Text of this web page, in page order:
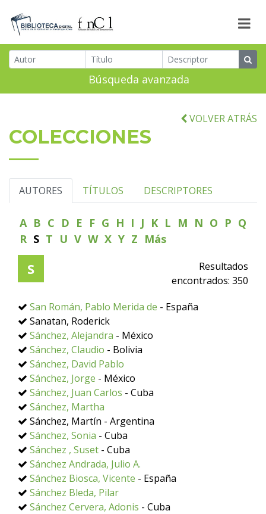
Búsqueda avanzada
VOLVER ATRÁS
COLECCIONES
AUTORES TÍTULOS DESCRIPTORES
A B C D E F G H I J K L M N O P Q
R S T U V W X Y Z Más
S
Resultados
encontrados: 350
San Román, Pablo Merida de - España
Sanatan, Roderick
Sánchez, Alejandra - México
Sánchez, Claudio - Bolivia
Sánchez, David Pablo
Sánchez, Jorge - México
Sánchez, Juan Carlos - Cuba
Sánchez, Martha
Sánchez, Martín - Argentina
Sánchez, Sonia - Cuba
Sánchez , Suset - Cuba
Sánchez Andrada, Julio A.
Sánchez Biosca, Vicente - España
Sánchez Bleda, Pilar
Sánchez Cervera, Adonis - Cuba